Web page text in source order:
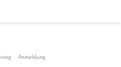
Anmeldung